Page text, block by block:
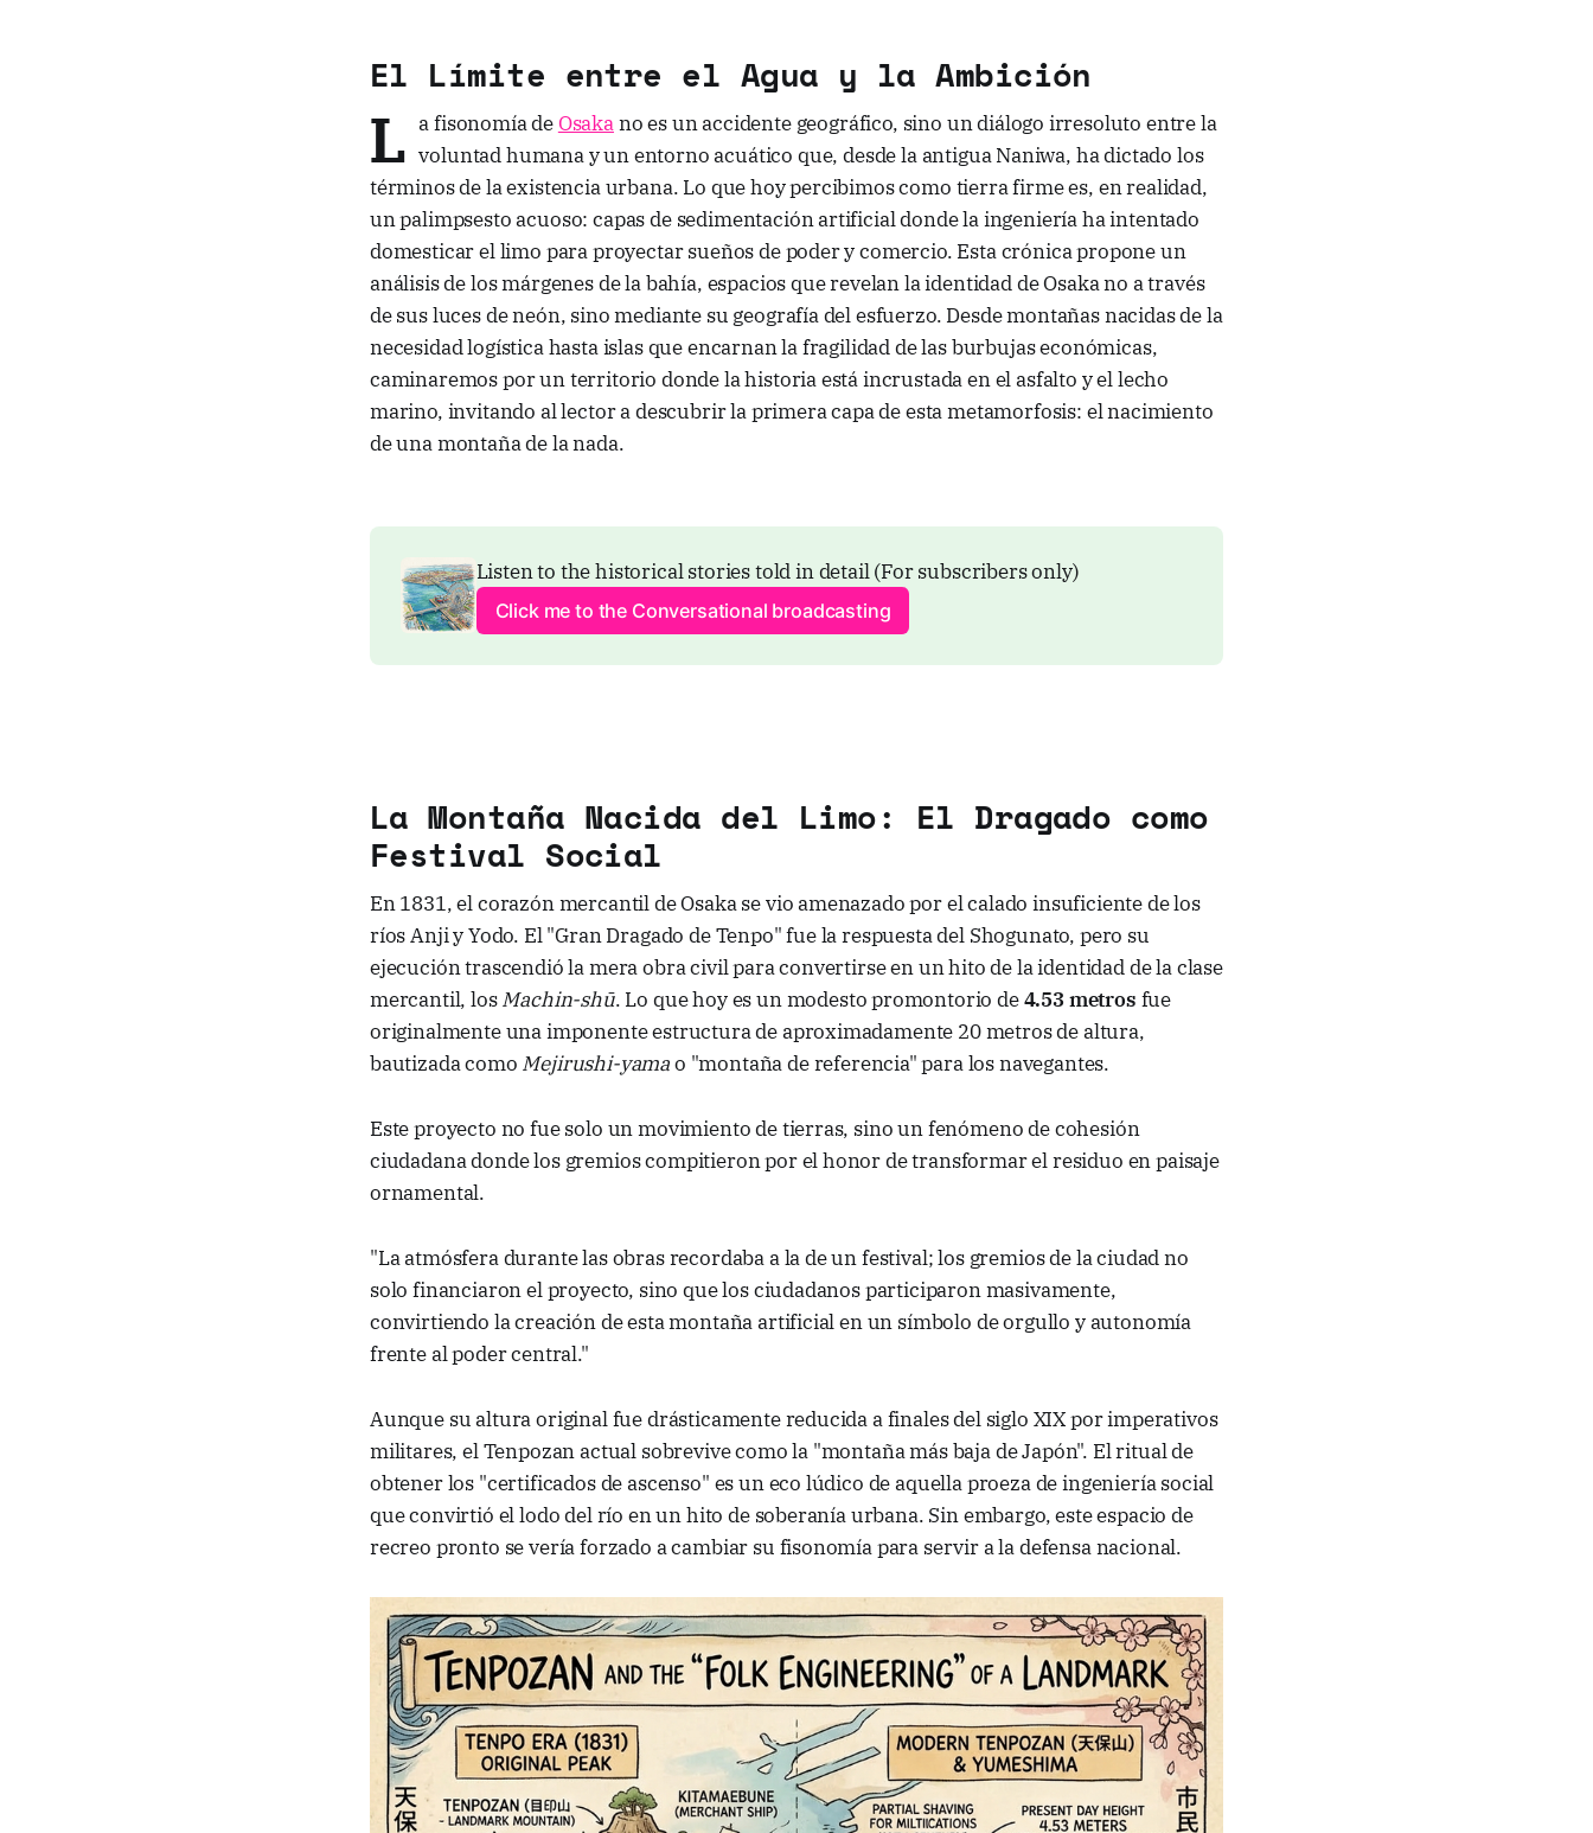
El Límite entre el Agua y la Ambición
L a fisonomía deOsakano es un accidente geográfico, sino un diálogo irresoluto entre la
voluntad humana y un entorno acuático que, desde la antigua Naniwa, ha dictado los
términos de la existencia urbana. Lo que hoy percibimos como tierra firme es, en realidad,
un palimpsesto acuoso: capas de sedimentación artificial donde la ingeniería ha intentado
domesticar el limo para proyectar sueños de poder y comercio. Esta crónica propone un
análisis de los márgenes de la bahía, espacios que revelan la identidad de Osaka no a través
de sus luces de neón, sino mediante su geografía del esfuerzo. Desde montañas nacidas de la
necesidad logística hasta islas que encarnan la fragilidad de las burbujas económicas,
caminaremos por un territorio donde la historia está incrustada en el asfalto y el lecho
marino, invitando al lector a descubrir la primera capa de esta metamorfosis: el nacimiento
de una montaña de la nada.
Listen to the historical stories told in detail (For subscribers only)
Click me to the Conversational broadcasting
La Montaña Nacida del Limo: El Dragado como
Festival Social
En 1831, el corazón mercantil de Osaka se vio amenazado por el calado insuficiente de los
ríos Anji y Yodo. El "Gran Dragado de Tenpo" fue la respuesta del Shogunato, pero su
ejecución trascendió la mera obra civil para convertirse en un hito de la identidad de la clase
mercantil, losMachin-shū. Lo que hoy es un modesto promontorio de4.53 metros fue
originalmente una imponente estructura de aproximadamente 20 metros de altura,
bautizada como Mejirushi-yamao "montaña de referencia" para los navegantes.
Este proyecto no fue solo un movimiento de tierras, sino un fenómeno de cohesión
ciudadana donde los gremios compitieron por el honor de transformar el residuo en paisaje
ornamental.
"La atmósfera durante las obras recordaba a la de un festival; los gremios de la ciudad no
solo financiaron el proyecto, sino que los ciudadanos participaron masivamente,
convirtiendo la creación de esta montaña artificial en un símbolo de orgullo y autonomía
frente al poder central."
Aunque su altura original fue drásticamente reducida a finales del siglo XIX por imperativos
militares, el Tenpozan actual sobrevive como la "montaña más baja de Japón". El ritual de
obtener los "certificados de ascenso" es un eco lúdico de aquella proeza de ingeniería social
que convirtió el lodo del río en un hito de soberanía urbana. Sin embargo, este espacio de
recreo pronto se vería forzado a cambiar su fisonomía para servir a la defensa nacional.